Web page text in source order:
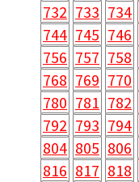
732 733 734
744 745 746
756 757 758
768 769 770
780 781 782
792 793 794
804 805 806
816 817 818